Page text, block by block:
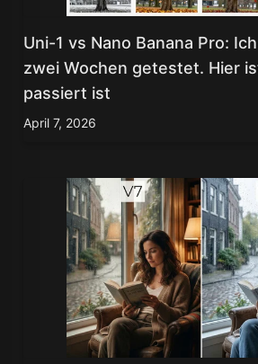
Uni-1 vs Nano Banana Pro:
zwei Wochen getestet. Hier
passiert ist
April 7, 2026